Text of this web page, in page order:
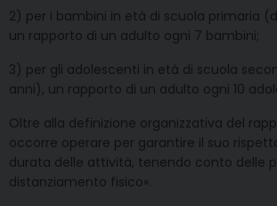
2) per i bambini in età di scuola primaria
un rapporto di un adulto ogni 7 bambini;
3) per gli adolescenti in età di scuola
anni), un rapporto di un adulto ogni 10
Oltre alla definizione organizzativa del
occorre operare per garantire il suo
durata delle attività, tenendo conto delle
distanziamento fisico».